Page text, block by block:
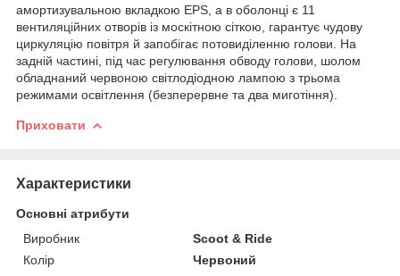
амортизувальною вкладкою EPS, а в оболонці є 11
вентиляційних отворів із москітною сіткою, гарантує чудову
циркуляцію повітря й запобігає потовиділенню голови. На
задній частині, під час регулювання обводу голови, шолом
обладнаний червоною світлодіодною лампою з трьома
режимами освітлення (безперервне та два миготіння).
Приховати
Характеристики
Основні атрибути
Виробник
Scoot & Ride
Колір
Червоний